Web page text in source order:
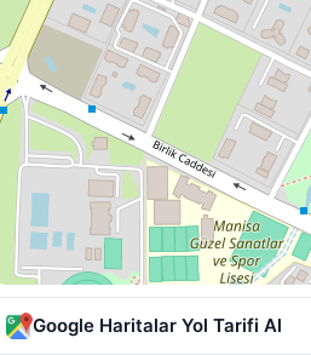
Google Haritalar Yol Tarifi Al